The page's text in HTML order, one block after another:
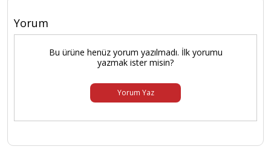
Yorum
Bu ürüne henüz yorum yazılmadı. İlk yorumu
yazmak ister misin?
Yorum Yaz